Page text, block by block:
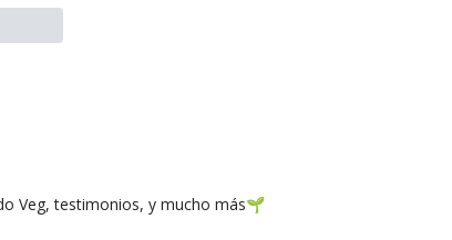
Veg, testimonios, y mucho más🌱